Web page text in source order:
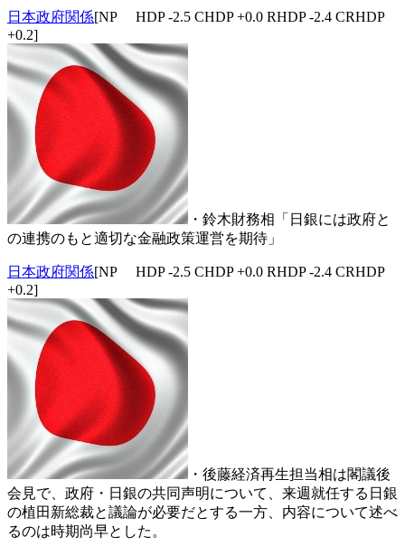
日本政府関係[NP HDP -2.5 CHDP +0.0 RHDP -2.4 CRHDP
+0.2]
・鈴木財務相「日銀には政府と
の連携のもと適切な金融政策運営を期待」
日本政府関係[NP HDP -2.5 CHDP +0.0 RHDP -2.4 CRHDP
+0.2]
・後藤経済再生担当相は閣議後
会見で、政府・日銀の共同声明について、来週就任する日銀
の植田新総裁と議論が必要だとする一方、内容について述べ
るのは時期尚早とした。